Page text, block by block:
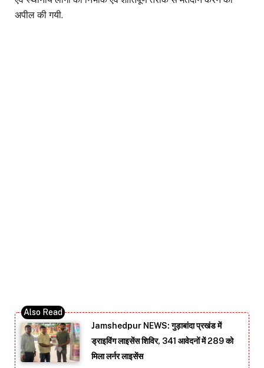
अपील की गयी.
Jamshedpur NEWS: गुड़ाबांदा प्रखंड में
ड्राइविंग लाइसेंस शिविर, 341 आवेदनों में 289 को
मिला लर्नर लाइसेंस